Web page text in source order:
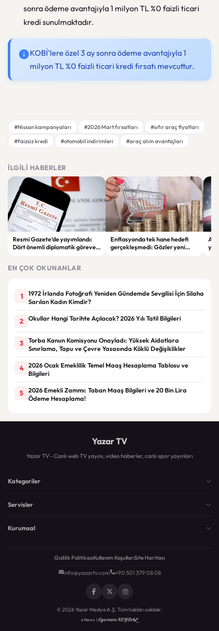
sonra ödeme avantajıyla 1 milyon TL %0 faizli ticari
kredi sunulmaktadır.
KOBİ'lere özel 3 ay sonra ödeme avantajıyla 1
milyon TL %0 faizli ticari kredi fırsatı mevcuttur.
#Nissan kampanyaları #2026 Mart fırsatları
#sıfır araç fiyatları
#faizsiz kredi
#otomobil indirimleri #araç alım avantajları
İLGILI HABERLER
Resmi Gazete’de yayımlandı:
Dört önemli diplomatik göreve
Enflasyonda tek hane hedefi
gerçekleşmedi: Gözler yeni
EN ÇOK OKUNANLAR
1
1972 İrlanda Fotoğrafı Yeniden Gündemde Sevgilisi İçin Silaha
Sarılan Kadın Kimdir?
2 Okullar Hangi Tarihte Açılacak? 2026 Yılı Tatil Bilgileri
3
Torba Kanun Komisyonu Onayladı: Yüksek Aidatlara
Sınırlama, Tapu ve Çevre Yasasında Köklü Değişiklikler
4
2026 Ocak Emeklilik Temel Maaş Hesaplama Tablosu ve
Bilgileri
5
2026 Emekli Zammı: Taban Maaş Bilgileri ve 20 Bin Lira
Ödeme Hesaplama!
Yazar TV
Yazar TV - Canlı web TV yayını, video haberler, canlı spor yayınları
Kategoriler
Servisler
Kurumsal
Gizlilik PolitikasıKullanım KoşullarıSite Haritası
info@yazartv.com +90 501 379 08 08
© 2026 Yazar Medya A.Ş. Tüm hakları saklıdır.
eNews |Egemen KEYDAL